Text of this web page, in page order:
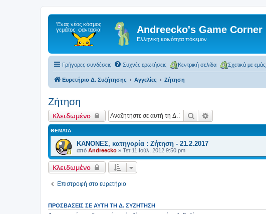
Andreecko's Game Corner
Ελληνική κοινότητα πόκεμον
Γρήγορες συνδέσεις Συχνές ερωτήσεις Κεντρική σελίδα Σχετικά με εμάς
Ευρετήριο Δ. Συζήτησης Αγγελίες Ζήτηση
Ζήτηση
Κλειδωμένο Αναζήτηση
ΘΈΜΑΤΑ
ΚΑΝΟΝΕΣ, κατηγορία : Ζήτηση - 21.2.2017
από Andreecko » Τετ 11 Ιούλ, 2012 9:50 pm
Κλειδωμένο
Επιστροφή στο ευρετήριο
ΠΡΟΣΒΆΣΕΙΣ ΣΕ ΑΥΤΉ ΤΗ Δ. ΣΥΖΉΤΗΣΗ